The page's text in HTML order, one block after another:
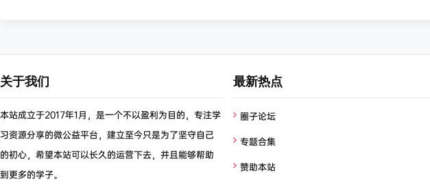
关于我们
本站成立于2017年1月，是一个不以盈利为目的，专注学
习资源分享的微公益平台，建立至今只是为了坚守自己
的初心，希望本站可以长久的运营下去，并且能够帮助
到更多的学子。
最新热点
圈子论坛
专题合集
赞助本站